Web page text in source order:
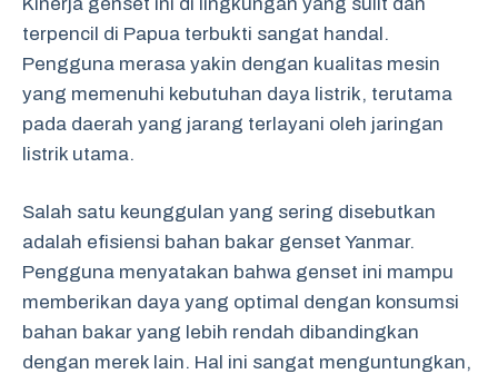
terpencil di Papua terbukti sangat handal.
Pengguna merasa yakin dengan kualitas mesin
yang memenuhi kebutuhan daya listrik, terutama
pada daerah yang jarang terlayani oleh jaringan
listrik utama.
Salah satu keunggulan yang sering disebutkan
adalah efisiensi bahan bakar genset Yanmar.
Pengguna menyatakan bahwa genset ini mampu
memberikan daya yang optimal dengan konsumsi
bahan bakar yang lebih rendah dibandingkan
dengan merek lain. Hal ini sangat menguntungkan,